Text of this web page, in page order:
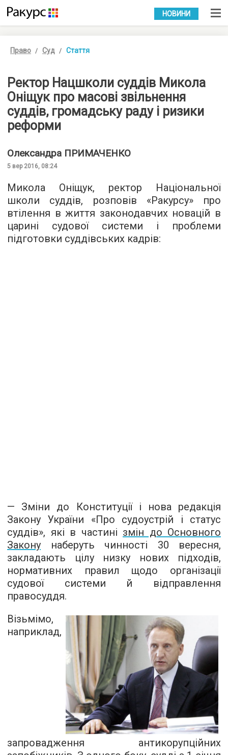
УКР РУС
НОВИНИ
Право Суд Стаття
Ректор Нацшколи суддів Микола
Оніщук про масові звільнення
суддів, громадську раду і ризики
реформи
Олександра ПРИМАЧЕНКО
5 вер 2016, 08:24
Микола Оніщук, ректор Національної
школи суддів, розповів «Ракурсу» про
втілення в життя законодавчих новацій в
царині судової системи і проблеми
підготовки суддівських кадрів:
— Зміни до Конституції і нова редакція
Закону України «Про судоустрій і статус
суддів», які в частині змін до Основного
Закону наберуть чинності 30 вересня,
закладають цілу низку нових підходів,
нормативних правил щодо організації
судової системи й відправлення
правосуддя.
Візьмімо,
наприклад,
запровадження антикорупційних